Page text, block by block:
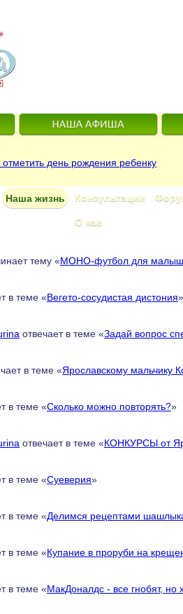
Наша жизнь Консультации
О нас
тему «МОНО-футбол для
в теме «Вегето-сосудистая дистония»
отвечает в теме «Задай вопрос
в теме «Ярославскому мальчику
в теме «Сколько можно повторять?»
отвечает в теме «КОНКУРСЫ от
в теме «Суеверия»
в теме «Делимся рецептами
в теме «Купание в проруби на
в теме «МакДоналдс - все гнобят, но